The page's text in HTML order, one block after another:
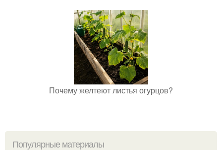
Почему желтеют листья огурцов?
Популярные материалы